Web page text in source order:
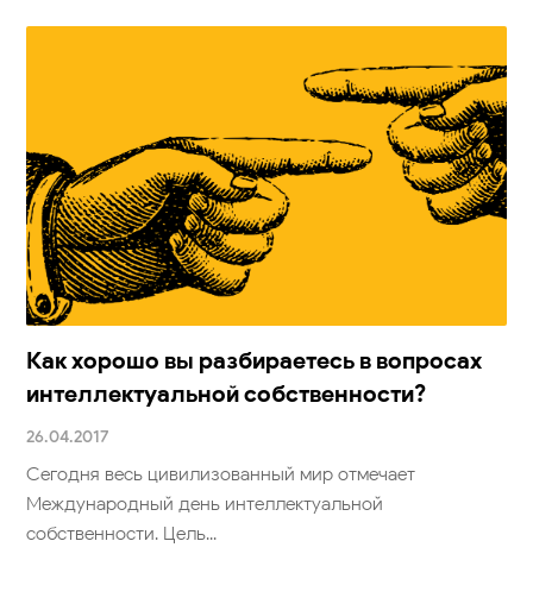
Как хорошо вы разбираетесь в вопросах
интеллектуальной собственности?
26.04.2017
Сегодня весь цивилизованный мир отмечает
Международный день интеллектуальной
собственности. Цель...